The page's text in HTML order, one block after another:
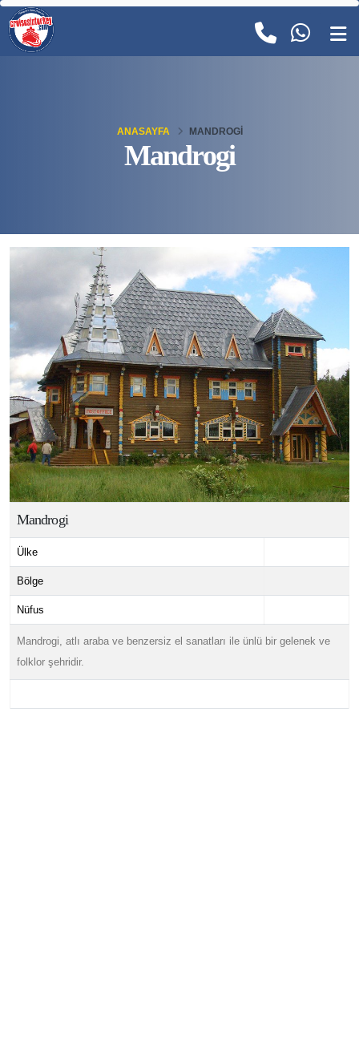
Mandrogi
ANASAYFA MANDROGI
Mandrogi
Ülke
Bölge
Nüfus
Mandrogi, atlı araba ve benzersiz el sanatları ile ünlü bir gelenek ve
folklor şehridir.